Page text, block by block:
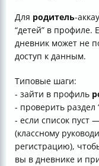
Для родитель-
“детей” в профиле.
дневник может не
доступ к данным.
Типовые шаги:
- зайти в профиль
- проверить раздел
- если список пуст
(классному
регистрацию),
вы в дневнике и